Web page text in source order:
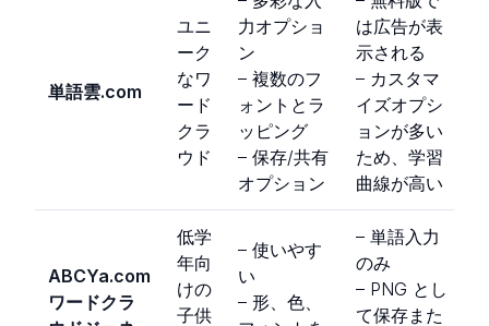
単語雲.com
ユニ
ーク
なワ
ード
クラ
ウド
力オプショ
ン
– 複数のフ
ォントとラ
ッピング
– 保存/共有
オプション
は広告が表
示される
– カスタマ
イズオプシ
ョンが多い
ため、学習
曲線が高い
ABCYa.com
ワードクラ
低学
年向
けの
子供
– 使いやす
い
– 形、色、
– 単語入力
のみ
– PNG とし
て保存また